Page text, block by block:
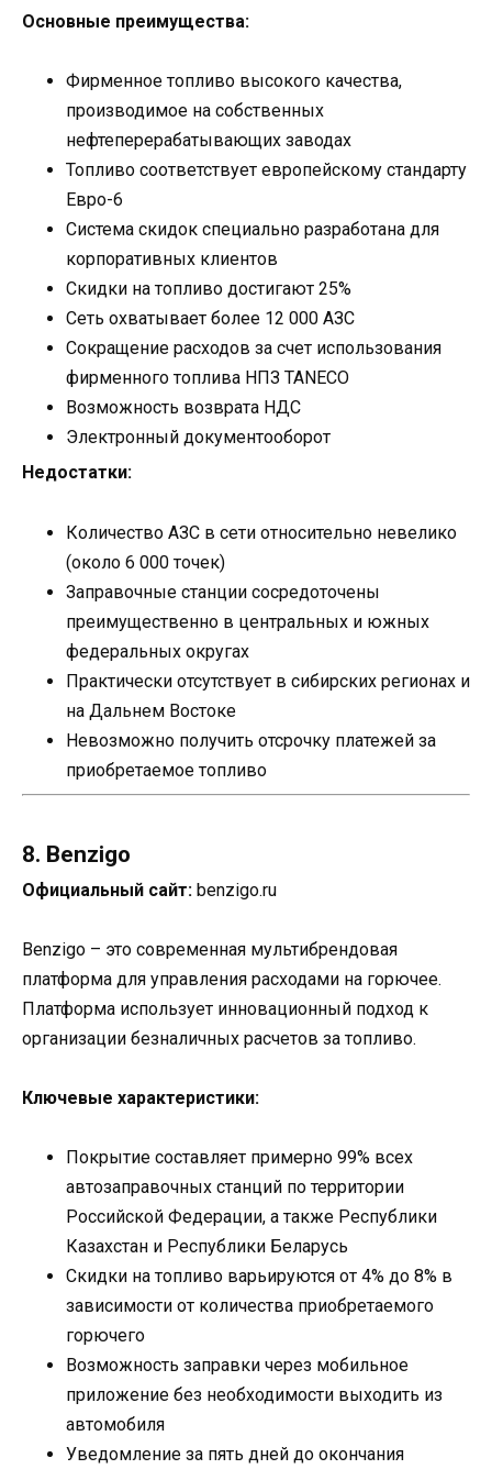
Основные преимущества:
Фирменное топливо высокого качества,
производимое на собственных
нефтеперерабатывающих заводах
Топливо соответствует европейскому стандарту
Евро-6
Система скидок специально разработана для
корпоративных клиентов
Скидки на топливо достигают 25%
Сеть охватывает более 12 000 АЗС
Сокращение расходов за счет использования
фирменного топлива НПЗ TANECO
Возможность возврата НДС
Электронный документооборот
Недостатки:
Количество АЗС в сети относительно невелико
(около 6 000 точек)
Заправочные станции сосредоточены
преимущественно в центральных и южных
федеральных округах
Практически отсутствует в сибирских регионах и
на Дальнем Востоке
Невозможно получить отсрочку платежей за
приобретаемое топливо
8. Benzigo
Официальный сайт: benzigo.ru
Benzigo – это современная мультибрендовая
платформа для управления расходами на горючее.
Платформа использует инновационный подход к
организации безналичных расчетов за топливо.
Ключевые характеристики:
Покрытие составляет примерно 99% всех
автозаправочных станций по территории
Российской Федерации, а также Республики
Казахстан и Республики Беларусь
Скидки на топливо варьируются от 4% до 8% в
зависимости от количества приобретаемого
горючего
Возможность заправки через мобильное
приложение без необходимости выходить из
автомобиля
Уведомление за пять дней до окончания